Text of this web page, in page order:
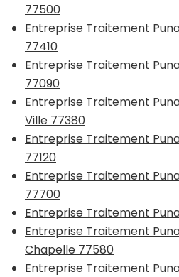
77500
Entreprise Traitement
77410
Entreprise Traitement
77090
Entreprise Traitement
Ville 77380
Entreprise Traitement
77120
Entreprise Traitement
77700
Entreprise Traitement
Entreprise Traitement
Chapelle 77580
Entreprise Traitement